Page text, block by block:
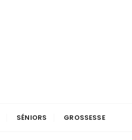
SÉNIORS GROSSESSE